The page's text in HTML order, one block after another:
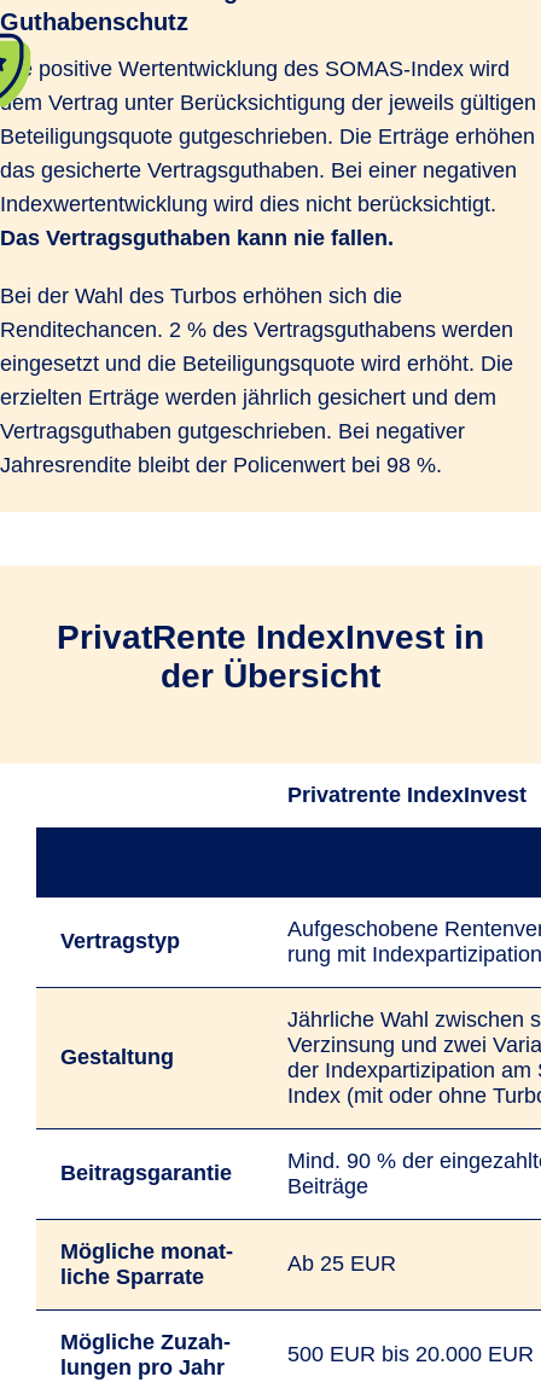
Guthabenschutz
Die positive Wertentwicklung des SOMAS-Index wird
dem Vertrag unter Berücksichtigung der jeweils gültigen
Beteiligungsquote gutgeschrieben. Die Erträge erhöhen
das gesicherte Vertragsguthaben. Bei einer negativen
Indexwertentwicklung wird dies nicht berücksichtigt.
Das Vertragsguthaben kann nie fallen.
Bei der Wahl des Turbos erhöhen sich die
Renditechancen. 2 % des Vertragsguthabens werden
eingesetzt und die Beteiligungsquote wird erhöht. Die
erzielten Erträge werden jährlich gesichert und dem
Vertragsguthaben gutgeschrieben. Bei negativer
Jahresrendite bleibt der Policenwert bei 98 %.
PrivatRente IndexInvest in
der Übersicht
Privatrente IndexInvest
Vertragstyp
Auf­gescho­bene
rung mit Index­parti­zipation
Gestaltung
Jährliche Wahl zwischen
Verzinsung und zwei
der Index­parti­zipation am
Index (mit oder ohne
Beitrags­garantie
Mind. 90 % der
Beiträge
Mögliche monat­
liche Spar­rate
Ab 25 EUR
Mögliche Zu­zah­
lungen pro Jahr
500 EUR bis 20.000 EUR